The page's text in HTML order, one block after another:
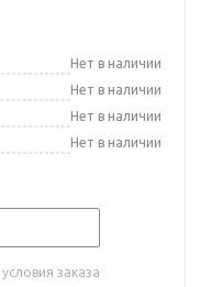
Нет в наличии
Нет в наличии
Нет в наличии
Нет в наличии
заказа